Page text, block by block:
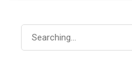
Search
for: